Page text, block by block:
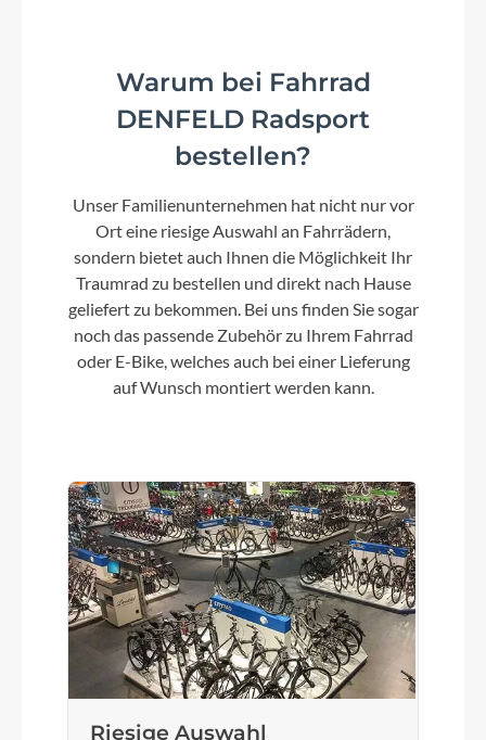
Schaltwerk
Shimano CUES Di2 U8050-11 SGS shadow
Carbon
Kurbelgarnitur
KTM E-Team2 ISIS 170mm Q8
Kassette
Lenker
KTM Team II low rizer 640mm
Farbe
olive pearl (black)
Motor
Bosch Performance Line SX (Smart System) 25/55
Warum bei Fahrrad
DENFELD Radsport
bestellen?
Unser Familienunternehmen hat nicht nur vor
Ort eine riesige Auswahl an Fahrrädern,
sondern bietet auch Ihnen die Möglichkeit Ihr
Traumrad zu bestellen und direkt nach Hause
geliefert zu bekommen. Bei uns finden Sie sogar
noch das passende Zubehör zu Ihrem Fahrrad
oder E-Bike, welches auch bei einer Lieferung
auf Wunsch montiert werden kann.
Riesige Auswahl